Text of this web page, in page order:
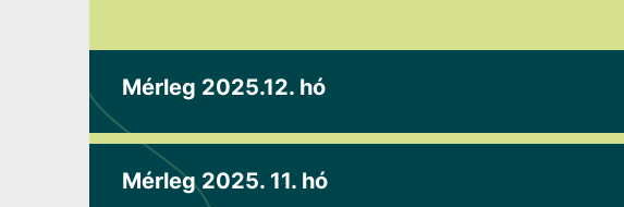
Mérleg 2025.12. hó
Mérleg 2025. 11. hó